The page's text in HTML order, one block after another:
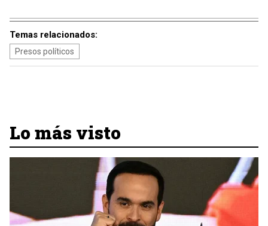
Temas relacionados:
Presos políticos
Lo más visto